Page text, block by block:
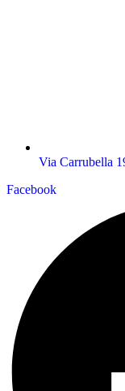
Via Carrubella
Facebook